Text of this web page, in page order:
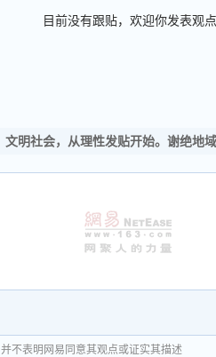
目前没有跟贴，欢迎你发表观点
文明社会，从理性发贴开始。谢绝地
不表明网易同意其观点或证实其描述